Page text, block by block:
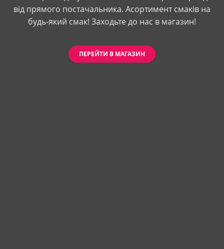
від прямого постачальника. Асортимент смаків на
будь-який смак! Заходьте до нас в магазин!
ПЕРЕЙТИ В МАГАЗИН